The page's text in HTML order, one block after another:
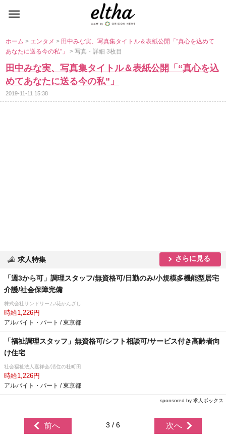
ホーム> エンタメ> 田中みな実、写真集タイトル＆表紙公開「“真心を込めて
あなたに送る今の私”」> 写真・詳細 3枚目
田中みな実、写真集タイトル＆表紙公開「“真心を込
めてあなたに送る今の私”」
2019-11-11 15:38
求人特集 さらに見る
「週3から可」調理スタッフ/無資格可/日勤のみ/小規模多機能型居宅
介護/社会保障完備
株式会社サンドリーム/花かんざし
時給1,226円
アルバイト・パート / 東京都
「福祉調理スタッフ」無資格可/シフト相談可/サービス付き高齢者向
け住宅
社会福祉法人嘉祥会/清住の杜町田
時給1,226円
アルバイト・パート / 東京都
sponsored by 求人ボックス
前へ 3 / 6 次へ